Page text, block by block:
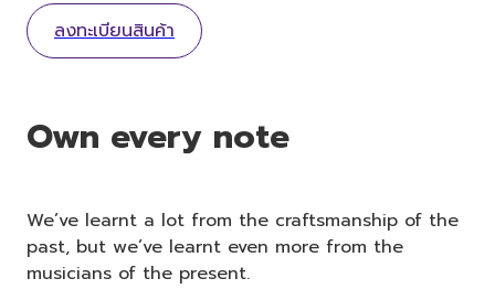
ลงทะเบียนสินค้า
Own every note
We’ve learnt a lot from the craftsmanship of the
past, but we’ve learnt even more from the
musicians of the present.